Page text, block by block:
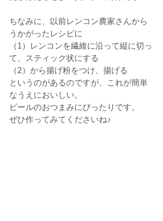
ちなみに、以前レンコン農家さんから
うかがったレシピに
（1）レンコンを繊維に沿って縦に切っ
て、スティック状にする
（2）から揚げ粉をつけ、揚げる
というのがあるのですが、これが簡単
なうえにおいしい。
ビールのおつまみにぴったりです。
ぜひ作ってみてくださいね♪